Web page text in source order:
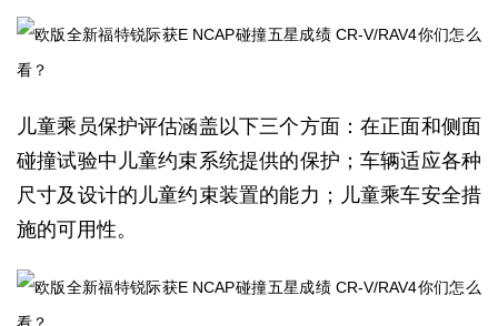
儿童乘员保护评估涵盖以下三个方面：在正面和侧面
碰撞试验中儿童约束系统提供的保护；车辆适应各种
尺寸及设计的儿童约束装置的能力；儿童乘车安全措
施的可用性。